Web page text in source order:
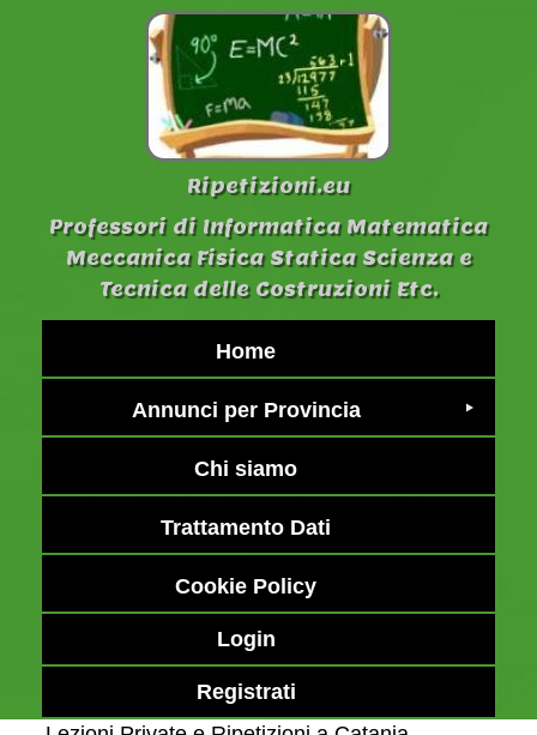
Ripetizioni.eu
Professori di Informatica Matematica
Meccanica Fisica Statica Scienza e
Tecnica delle Costruzioni Etc.
Home
Annunci per Provincia
Chi siamo
Trattamento Dati
Cookie Policy
Login
Registrati